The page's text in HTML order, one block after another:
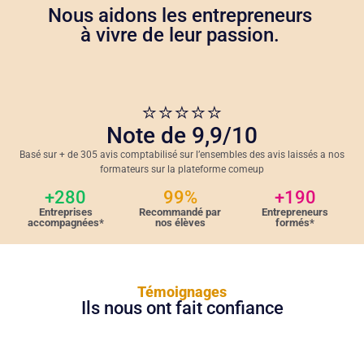
Nous aidons les entrepreneurs
à vivre de leur passion.
⭐⭐⭐⭐⭐
Note de 9,9/10
Basé sur + de 305 avis comptabilisé sur l’ensembles des avis laissés a nos
formateurs sur la plateforme comeup
+280
Entreprises
accompagnées*
99%
Recommandé par
nos élèves
+190
Entrepreneurs
formés*
Témoignages
Ils nous ont fait confiance